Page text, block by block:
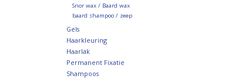
Snor wax / Baard wax
baard shampoo / zeep
Gels
Haarkleuring
Haarlak
Permanent Fixatie
Shampoos